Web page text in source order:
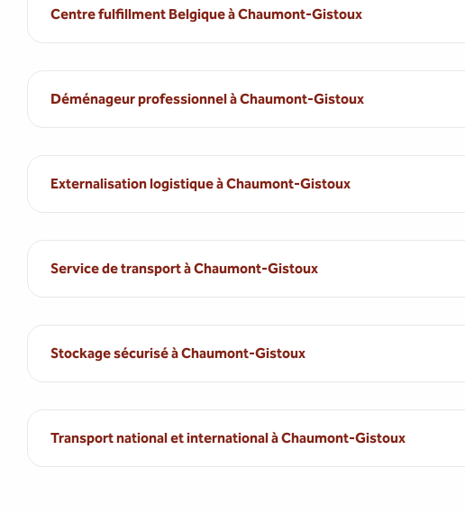
Centre fulfillment Belgique à Chaumont-Gistoux
Déménageur professionnel à Chaumont-Gistoux
Externalisation logistique à Chaumont-Gistoux
Service de transport à Chaumont-Gistoux
Stockage sécurisé à Chaumont-Gistoux
Transport national et international à Chaumont-Gistoux